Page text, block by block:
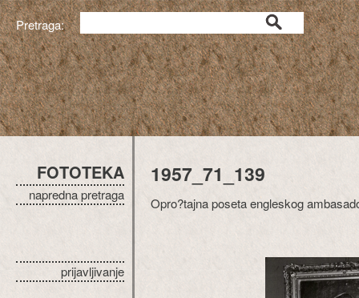
Pretraga:
FOTOTEKA
napredna pretraga
prijavljivanje
1957_71_139
Opro?tajna poseta engleskog